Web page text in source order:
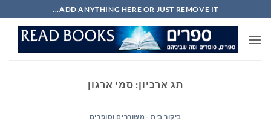
to
content
ADD ANYTHING HERE OR JUST REMOVE IT...
תג ארכיון: סמי ארגון
ביקור בית - משוררים וסופרים